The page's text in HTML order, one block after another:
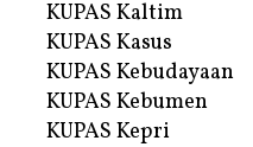
KUPAS Kaltim
KUPAS Kasus
KUPAS Kebudayaan
KUPAS Kebumen
KUPAS Kepri